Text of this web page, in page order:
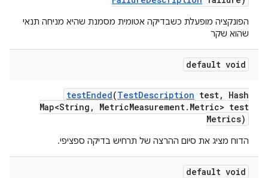
הפונקציה מופעלת כשבדיקה אטומית מסמנת שהיא מניחה תנאי
שהוא שקר
default void
testEnded(TestDescription test,
Hash
Map<String , MetricMeasurement. Metric> test
Metrics)
הדוח מציג את סיום ההרצה של תרחיש בדיקה ספציפי.
default void